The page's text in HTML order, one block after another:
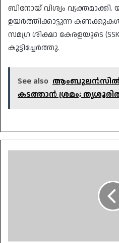
ബിനോയ് വിശ്വം
ഉയർത്തിക്കാട്ടുന്ന കണക്കുകൾ
സമഗ്ര ശിക്ഷാ കേരളയുടെ
കൂട്ടിച്ചേർത്തു.
See also ആംബുലൻസിൽ
കടത്താൻ ശ്രമം;
പ്രതിഷേധം